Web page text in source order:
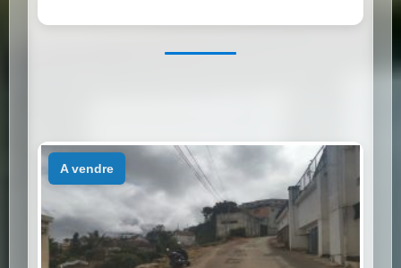
a vendre